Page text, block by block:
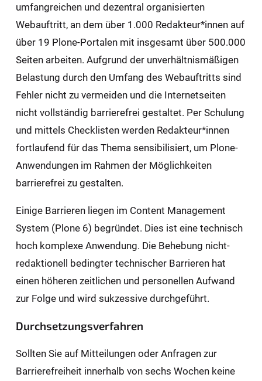
umfangreichen und dezentral organisierten
Webauftritt, an dem über 1.000 Redakteur*innen auf
über 19 Plone-Portalen mit insgesamt über 500.000
Seiten arbeiten. Aufgrund der unverhältnismäßigen
Belastung durch den Umfang des Webauftritts sind
Fehler nicht zu vermeiden und die Internetseiten
nicht vollständig barrierefrei gestaltet. Per Schulung
und mittels Checklisten werden Redakteur*innen
fortlaufend für das Thema sensibilisiert, um Plone-
Anwendungen im Rahmen der Möglichkeiten
barrierefrei zu gestalten.
Einige Barrieren liegen im Content Management
System (Plone 6) begründet. Dies ist eine technisch
hoch komplexe Anwendung. Die Behebung nicht-
redaktionell bedingter technischer Barrieren hat
einen höheren zeitlichen und personellen Aufwand
zur Folge und wird sukzessive durchgeführt.
Durchsetzungsverfahren
Sollten Sie auf Mitteilungen oder Anfragen zur
Barrierefreiheit innerhalb von sechs Wochen keine